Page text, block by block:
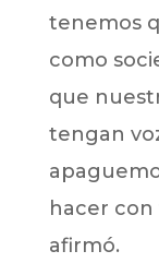
tenemos
como
que
tengan
hacer con
afirmó.